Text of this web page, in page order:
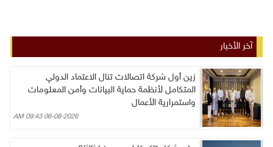
آخر الأخبار
زين أول شركة اتصالات تنال الاعتماد الدولي
المتكامل لأنظمة حماية البيانات وأمن المعلومات
واستمرارية الأعمال
06-08-2026 09:43 AM